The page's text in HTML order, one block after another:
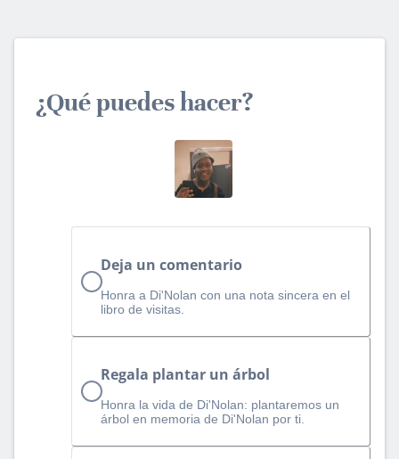
¿Qué puedes hacer?
Deja un comentario
Honra a Di'Nolan con una nota sincera en el
libro de visitas.
Regala plantar un árbol
Honra la vida de Di'Nolan: plantaremos un
árbol en memoria de Di'Nolan por ti.